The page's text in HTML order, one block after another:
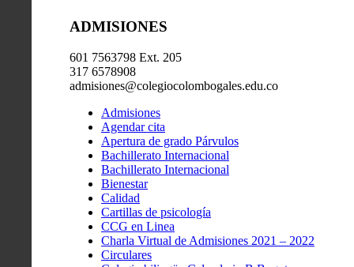
ADMISIONES
601 7563798 Ext. 205
317 6578908
admisiones@colegiocolombogales.edu.co
Admisiones
Agendar cita
Apertura de grado Párvulos
Bachillerato Internacional
Bachillerato Internacional
Bienestar
Calidad
Cartillas de psicología
CCG en Linea
Charla Virtual de Admisiones 2021 – 2022
Circulares